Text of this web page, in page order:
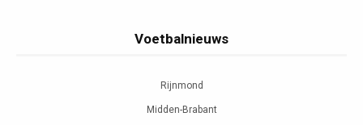
Voetbalnieuws
Rijnmond
Midden-Brabant